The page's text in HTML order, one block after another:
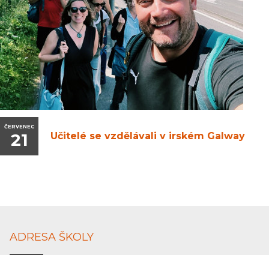
ČERVENEC
21 Učitelé se vzdělávali v irském Galway
ADRESA ŠKOLY